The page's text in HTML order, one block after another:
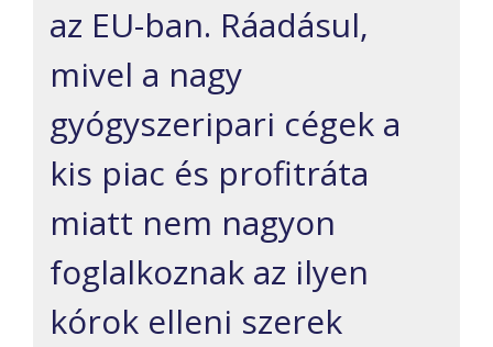
az EU-ban. Ráadásul,
mivel a nagy
gyógyszeripari cégek a
kis piac és profitráta
miatt nem nagyon
foglalkoznak az ilyen
kórok elleni szerek